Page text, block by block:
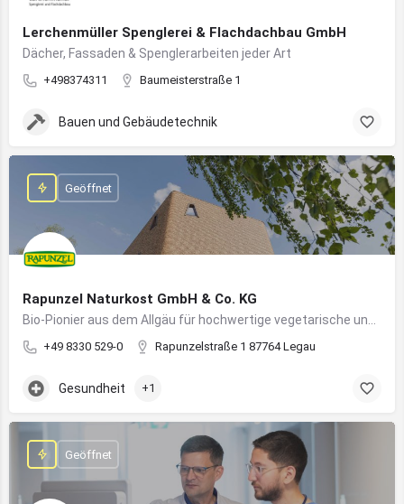
Lerchenmüller Spenglerei & Flachdachbau GmbH
Dächer, Fassaden & Spenglerarbeiten jeder Art
+498374311 Baumeisterstraße 1
Bauen und Gebäudetechnik
Rapunzel Naturkost GmbH & Co. KG
+49 8330 529-0 Rapunzelstraße 1 87764 Legau
Geöffnet
Gesundheit +1
Geöffnet